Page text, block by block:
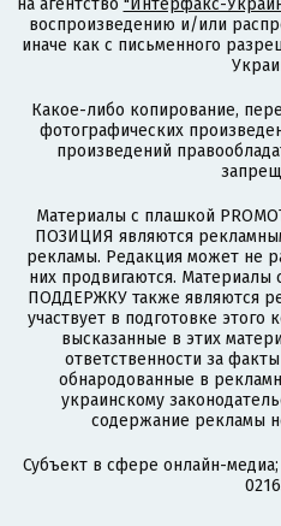
на агентство "Интерфакс-
воспроизведению и/или
иначе как с письменного
Какое-либо копирование,
фотографических
произведений
Материалы с плашкой
ПОЗИЦИЯ являются
рекламы. Редакция может не
них продвигаются.
ПОДДЕРЖКУ также являются
участвует в подготовке этого
высказанные в этих
ответственности за
обнародованные в
украинскому
содержание рекламы
Субъект в сфере онлайн-